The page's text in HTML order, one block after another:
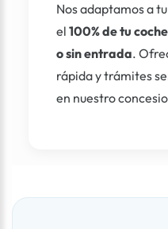
Nos adaptamos a
el 100% de tu
o sin entrada.
rápida y trámites
en nuestro